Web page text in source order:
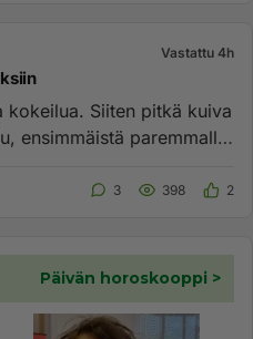
Vastattu 4h
kokeilua. Siiten pitkä kuiva
ensimmäistä paremmalla
3 398 2